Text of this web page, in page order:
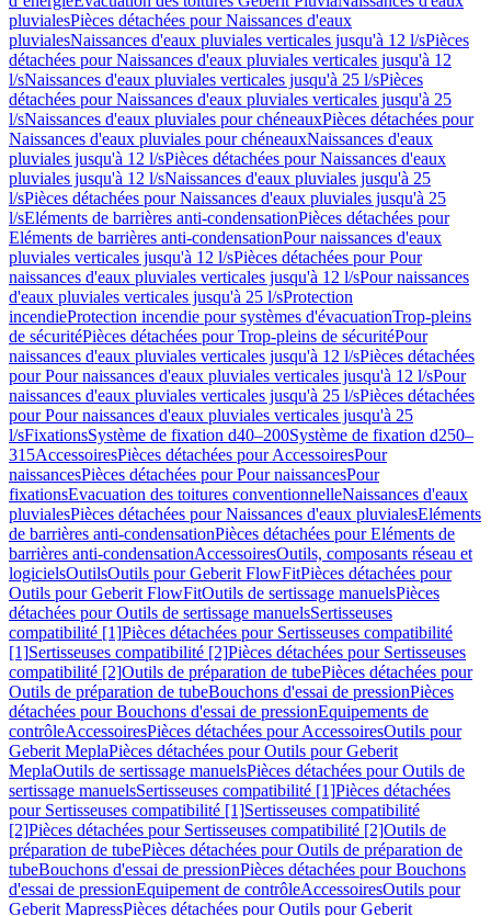
pluvialesPièces détachées pour Naissances d'eaux
pluvialesNaissances d'eaux pluviales verticales jusqu'à 12 l/sPièces
détachées pour Naissances d'eaux pluviales verticales jusqu'à 12
l/sNaissances d'eaux pluviales verticales jusqu'à 25 l/sPièces
détachées pour Naissances d'eaux pluviales verticales jusqu'à 25
l/sNaissances d'eaux pluviales pour chéneauxPièces détachées pour
Naissances d'eaux pluviales pour chéneauxNaissances d'eaux
pluviales jusqu'à 12 l/sPièces détachées pour Naissances d'eaux
pluviales jusqu'à 12 l/sNaissances d'eaux pluviales jusqu'à 25
l/sPièces détachées pour Naissances d'eaux pluviales jusqu'à 25
l/sEléments de barrières anti-condensationPièces détachées pour
Eléments de barrières anti-condensationPour naissances d'eaux
pluviales verticales jusqu'à 12 l/sPièces détachées pour Pour
naissances d'eaux pluviales verticales jusqu'à 12 l/sPour naissances
d'eaux pluviales verticales jusqu'à 25 l/sProtection
incendieProtection incendie pour systèmes d'évacuationTrop-pleins
de sécuritéPièces détachées pour Trop-pleins de sécuritéPour
naissances d'eaux pluviales verticales jusqu'à 12 l/sPièces détachées
pour Pour naissances d'eaux pluviales verticales jusqu'à 12 l/sPour
naissances d'eaux pluviales verticales jusqu'à 25 l/sPièces détachées
pour Pour naissances d'eaux pluviales verticales jusqu'à 25
l/sFixationsSystème de fixation d40–200Système de fixation d250–
315AccessoiresPièces détachées pour AccessoiresPour
naissancesPièces détachées pour Pour naissancesPour
fixationsEvacuation des toitures conventionnelleNaissances d'eaux
pluvialesPièces détachées pour Naissances d'eaux pluvialesEléments
de barrières anti-condensationPièces détachées pour Eléments de
barrières anti-condensationAccessoiresOutils, composants réseau et
logicielsOutilsOutils pour Geberit FlowFitPièces détachées pour
Outils pour Geberit FlowFitOutils de sertissage manuelsPièces
détachées pour Outils de sertissage manuelsSertisseuses
compatibilité [1]Pièces détachées pour Sertisseuses compatibilité
[1]Sertisseuses compatibilité [2]Pièces détachées pour Sertisseuses
compatibilité [2]Outils de préparation de tubePièces détachées pour
Outils de préparation de tubeBouchons d'essai de pressionPièces
détachées pour Bouchons d'essai de pressionEquipements de
contrôleAccessoiresPièces détachées pour AccessoiresOutils pour
Geberit MeplaPièces détachées pour Outils pour Geberit
MeplaOutils de sertissage manuelsPièces détachées pour Outils de
sertissage manuelsSertisseuses compatibilité [1]Pièces détachées
pour Sertisseuses compatibilité [1]Sertisseuses compatibilité
[2]Pièces détachées pour Sertisseuses compatibilité [2]Outils de
préparation de tubePièces détachées pour Outils de préparation de
tubeBouchons d'essai de pressionPièces détachées pour Bouchons
d'essai de pressionEquipement de contrôleAccessoiresOutils pour
Geberit MapressPièces détachées pour Outils pour Geberit